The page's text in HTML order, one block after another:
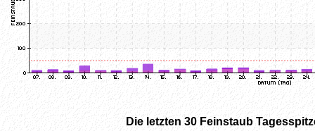
Die letzten 30 Feinstaub